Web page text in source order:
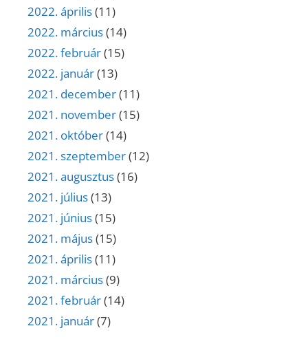
2022. április(11)
2022. március(14)
2022. február(15)
2022. január(13)
2021. december(11)
2021. november(15)
2021. október(14)
2021. szeptember(12)
2021. augusztus(16)
2021. július(13)
2021. június(15)
2021. május(15)
2021. április(11)
2021. március(9)
2021. február(14)
2021. január(7)